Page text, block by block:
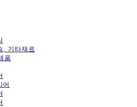
, 기타재료
품
어